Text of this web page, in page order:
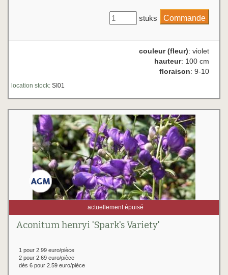
stuks
couleur (fleur): violet
hauteur: 100 cm
floraison: 9-10
location stock: SI01
actuellement épuisé
Aconitum henryi 'Spark's Variety'
1 pour 2.99 euro/pièce
2 pour 2.69 euro/pièce
dès 6 pour 2.59 euro/pièce